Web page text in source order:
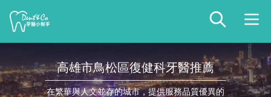
高雄市鳥松區復健科牙醫推薦
在繁華與人文並存的城市，提供服務品質優異的